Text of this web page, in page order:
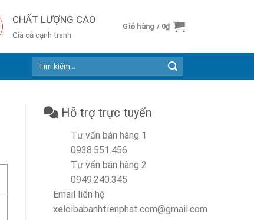
CHẤT LƯỢNG CAO
Giá cả cạnh tranh
Giỏ hàng / 0₫
Tìm
Hỗ trợ trực tuyến
Tư vấn bán hàng 1
0938.551.456
Tư vấn bán hàng 2
0949.240.345
Email liên hệ
xeloibabanhtienphat.com@gmail.com